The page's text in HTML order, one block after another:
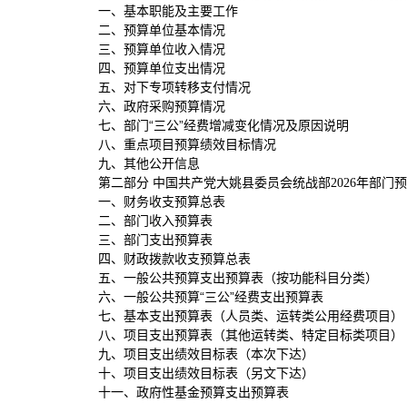
一、基本职能及主要工作
二、预算单位基本情况
三、预算单位收入情况
四、预算单位支出情况
五、对下专项转移支付情况
六、政府采购预算情况
七、部门“三公”经费增减变化情况及原因说明
八、重点项目预算绩效目标情况
九、其他公开信息
第二部分 中国共产党大姚县委员会统战部2026年部门
一、财务收支预算总表
二、部门收入预算表
三、部门支出预算表
四、财政拨款收支预算总表
五、一般公共预算支出预算表（按功能科目分类）
六、一般公共预算“三公”经费支出预算表
七、基本支出预算表（人员类、运转类公用经费项目）
八、项目支出预算表（其他运转类、特定目标类项目）
九、项目支出绩效目标表（本次下达）
十、项目支出绩效目标表（另文下达）
十一、政府性基金预算支出预算表